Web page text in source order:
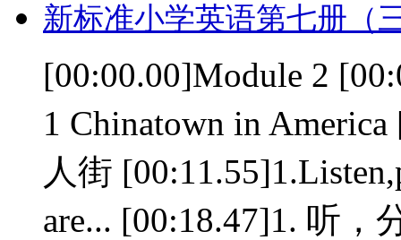
新标准小学英语第七册（
[00:00.00]Module 2
1 Chinatown in
人街
are... [00:18.47]1. 听，